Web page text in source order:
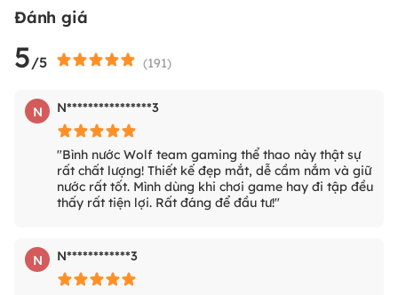
Đánh giá
5/5 (191)
N N****************3
"Bình nước Wolf team gaming thể thao này thật sự
rất chất lượng! Thiết kế đẹp mắt, dễ cầm nắm và giữ
nước rất tốt. Mình dùng khi chơi game hay đi tập đều
thấy rất tiện lợi. Rất đáng để đầu tư!"
N N************3